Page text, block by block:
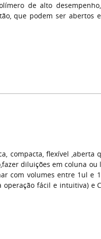
de alto
que podem ser abertos
compacta, flexível ,aberta
diluições em coluna
com volumes entre 1ul e
fácil e intuitiva) e